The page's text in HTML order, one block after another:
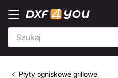
Płyty ogniskowe grillowe